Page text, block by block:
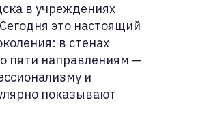
в учреждениях
это настоящий
в стенах
пяти направлениям —
и
показывают